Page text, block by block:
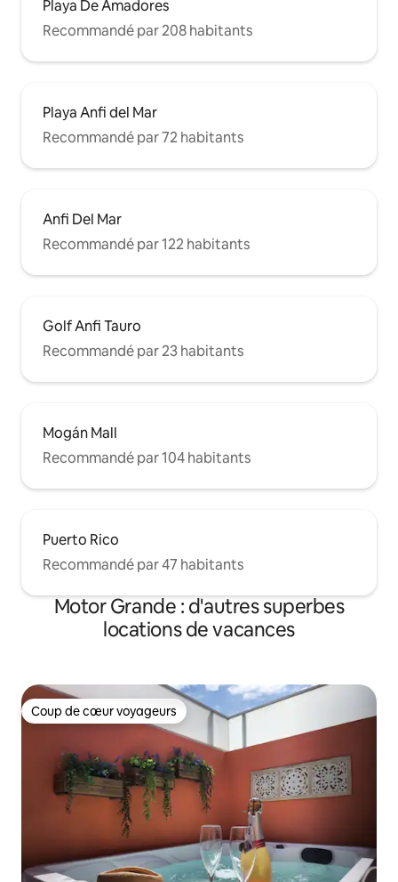
Playa De Amadores
Recommandé par 208 habitants
Playa Anfi del Mar
Recommandé par 72 habitants
Anfi Del Mar
Recommandé par 122 habitants
Golf Anfi Tauro
Recommandé par 23 habitants
Mogán Mall
Recommandé par 104 habitants
Puerto Rico
Recommandé par 47 habitants
Motor Grande : d'autres superbes
locations de vacances
Coup de cœur voyageurs
Coup de cœur voyageurs